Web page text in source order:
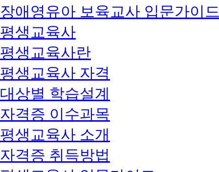
장애영유아 보육교사 입문가이
평생교육사
평생교육사란
평생교육사 자격
대상별 학습설계
자격증 이수과목
평생교육사 소개
자격증 취득방법